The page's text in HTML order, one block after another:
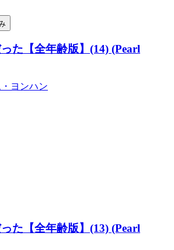
た【全年齢版】(14) (Pearl
ヨンハン
た【全年齢版】(13) (Pearl